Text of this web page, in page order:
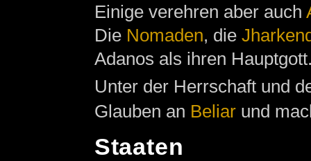
Einige verehren aber auch
Die Nomaden, die
Adanos als ihren
Unter der Herrschaft und
Glauben an Beliarund
Staaten